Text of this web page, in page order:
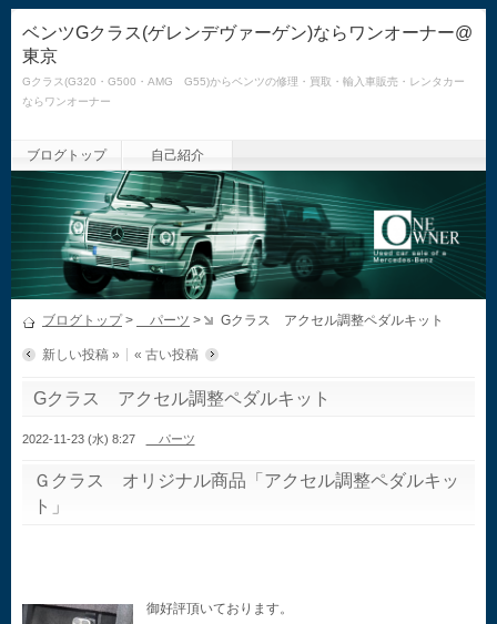
ベンツGクラス(ゲレンデヴァーゲン)ならワンオーナー@
東京
Gクラス(G320・G500・AMG G55)からベンツの修理・買取・輸入車販売・レンタカー
ならワンオーナー
ブログトップ 自己紹介
ブログトップ> パーツ > Gクラス アクセル調整ペダルキット
新しい投稿 » « 古い投稿
Gクラス アクセル調整ペダルキット
2022-11-23 (水) 8:27 パーツ
Ｇクラス オリジナル商品「アクセル調整ペダルキッ
ト」
御好評頂いております。